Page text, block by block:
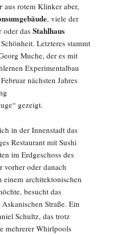
aus rotem Klinker aber,
, viele der
oder das Stahlhaus
Letzteres stammt
Muche, der es mit
Experimentalbau
nächsten Jahres
gezeigt.
in der Innenstadt das
Restaurant mit Sushi
im Erdgeschoss des
vorher oder danach
architektonischen
besucht das
Straße. Ein
Schultz, das trotz
mehrerer Whirlpools